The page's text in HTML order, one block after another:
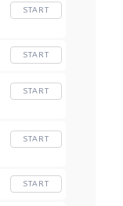
START
START
START
START
START